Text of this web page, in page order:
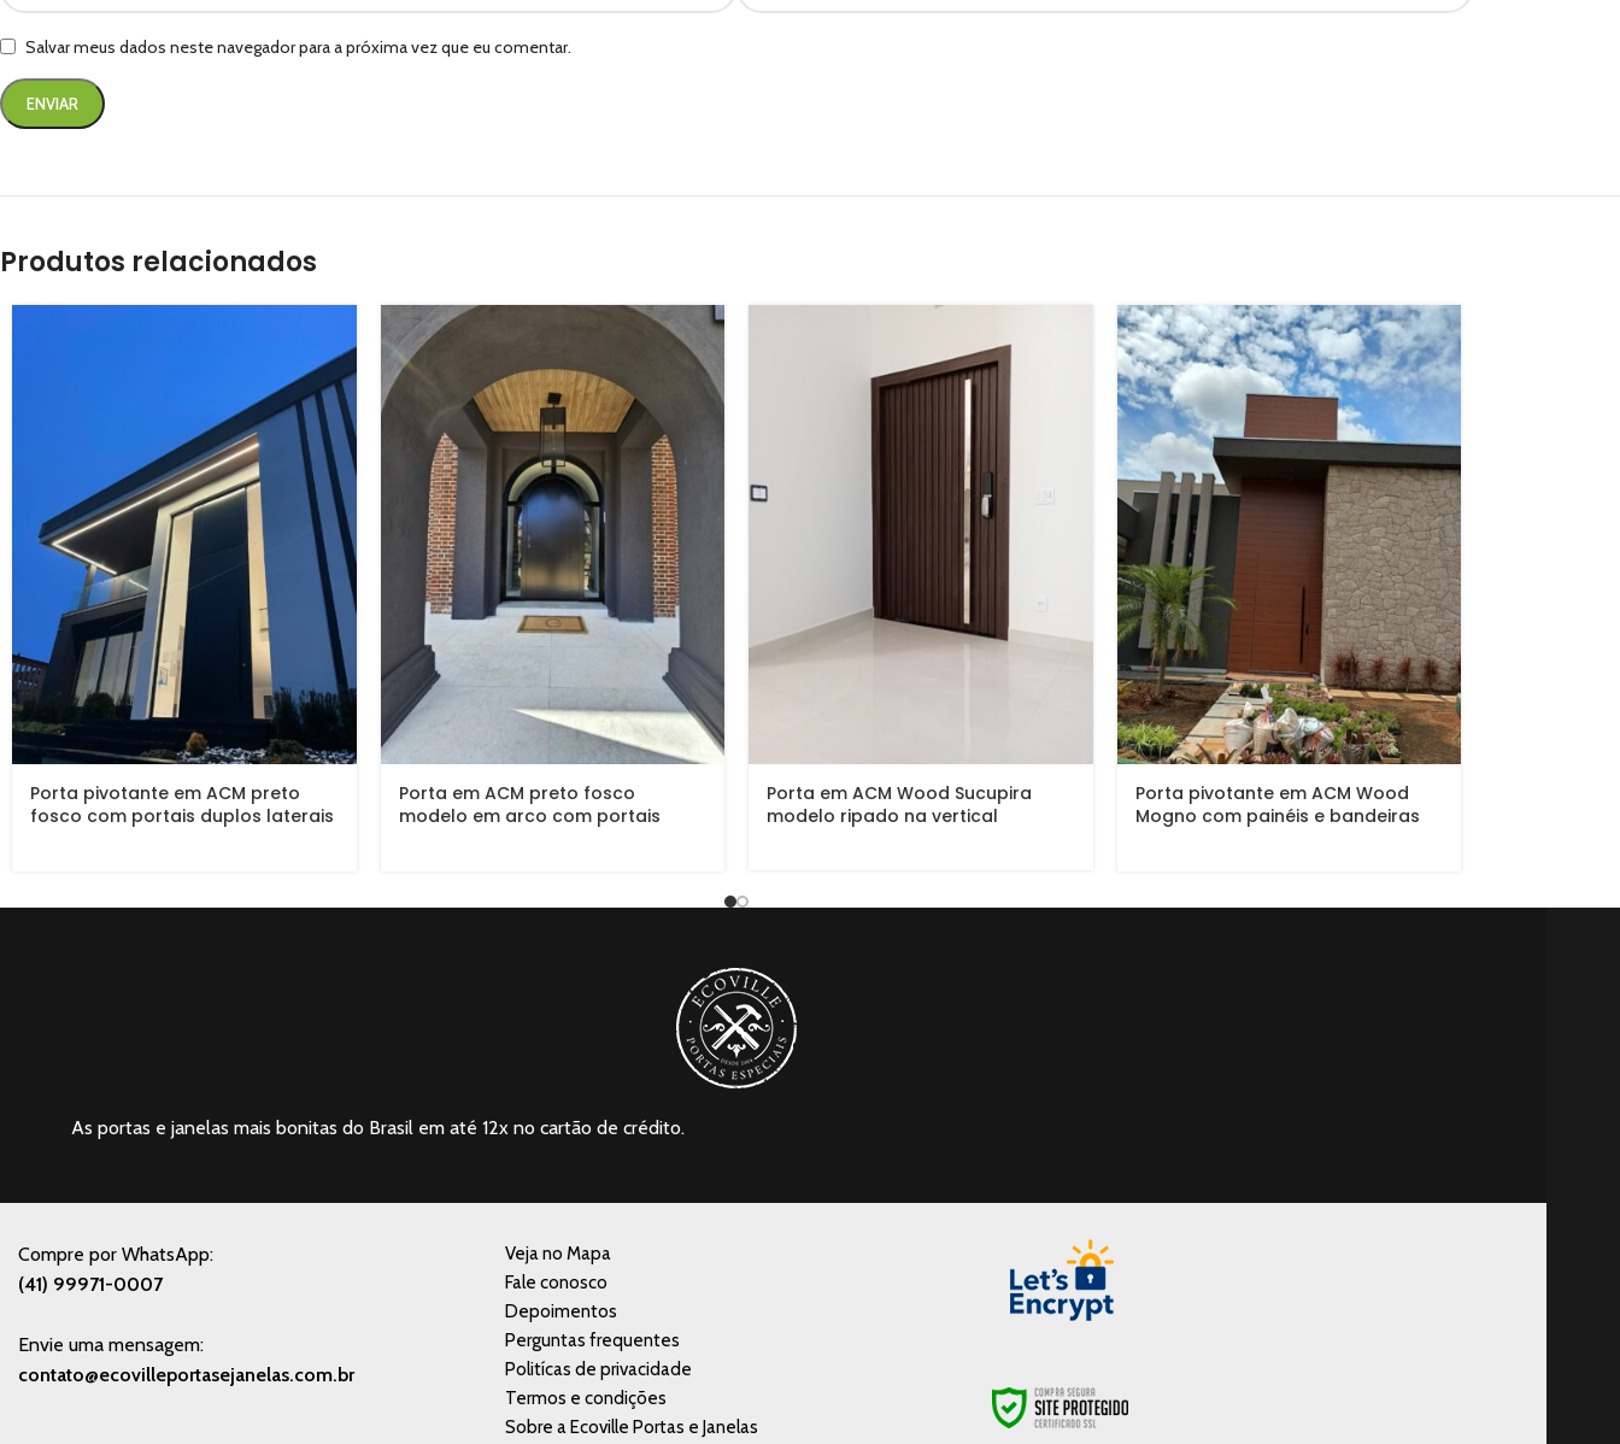
Salvar meus dados neste navegador para a próxima vez que eu comentar.
Produtos relacionados
Porta pivotante em ACM preto
fosco com portais duplos laterais
Porta em ACM preto fosco
modelo em arco com portais
Porta em ACM Wood Sucupira
modelo ripado na vertical
Porta pivotante em ACM Wood
Mogno com painéis e bandeiras
As portas e janelas mais bonitas do Brasil em até 12x no cartão de crédito.
Compre por WhatsApp:
(41) 99971-0007
Envie uma mensagem:
contato@ecovilleportasejanelas.com.br
Veja no Mapa
Fale conosco
Depoimentos
Perguntas frequentes
Politícas de privacidade
Termos e condições
Sobre a Ecoville Portas e Janelas